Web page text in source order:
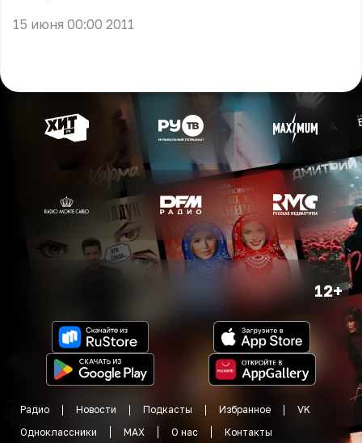
15 июня 00:00 2011
12+
Радио Новости Подкасты Избранное
VK
Одноклассники
MAX О нас Контакты